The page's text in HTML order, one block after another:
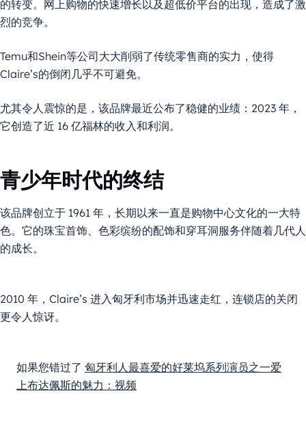
的转变。网上购物的快速增长以及超低价平台的出现，造成了激
烈的竞争。
Temu和Shein等公司大大削弱了传统零售商的实力，使得
Claire’s的倒闭几乎不可避免。
尤其令人震惊的是，该品牌最近公布了稳健的业绩：2023 年，
它创造了近 16 亿福林的收入和利润。
青少年时代的终结
该品牌创立于 1961 年，长期以来一直是购物中心文化的一大特
色。它的珠宝首饰、色彩缤纷的配饰和穿耳洞服务伴随着几代人
的成长。
2010 年，Claire’s 进入匈牙利市场并迅速走红，连锁店的关闭
更令人惊讶。
如果您错过了 匈牙利人最喜爱的好莱坞系列演员之一爱
上布达佩斯的魅力：视频